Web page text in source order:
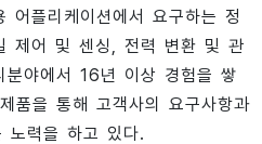
어플리케이션에서 요구하는 정
제어 및 센싱, 전력 변환 및 관
분야에서 16년 이상 경험을 쌓
품을 통해 고객사의 요구사항과
노력을 하고 있다.